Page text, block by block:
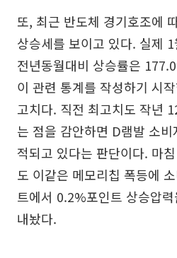
또, 최근 반도체 경기호조에
상승세를 보이고 있다. 실제
전년동월대비 상승률은
이 관련 통계를 작성하기 시
고치다. 직전 최고치도 작년
는 점을 감안하면 D램발 소
적되고 있다는 판단이다. 마
도 이같은 메모리칩 폭등에
트에서 0.2%포인트 상승압
내놨다.